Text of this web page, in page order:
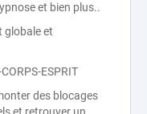
et bien plus..
globale et
ESPRIT
des blocages